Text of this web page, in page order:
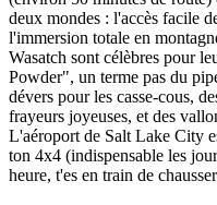
deux mondes : l'accès facile
l'immersion totale en
Wasatch sont célèbres pour
Powder", un terme pas du
dévers pour les casse-cous,
frayeurs joyeuses, et des
L'aéroport de Salt Lake City
ton 4x4 (indispensable les
heure, t'es en train de